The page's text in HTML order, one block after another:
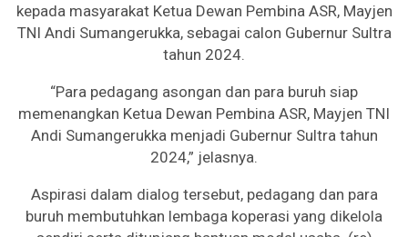
kepada masyarakat Ketua Dewan Pembina ASR, Mayjen
TNI Andi Sumangerukka, sebagai calon Gubernur Sultra
tahun 2024.
“Para pedagang asongan dan para buruh siap
memenangkan Ketua Dewan Pembina ASR, Mayjen TNI
Andi Sumangerukka menjadi Gubernur Sultra tahun
2024,” jelasnya.
Aspirasi dalam dialog tersebut, pedagang dan para
buruh membutuhkan lembaga koperasi yang dikelola